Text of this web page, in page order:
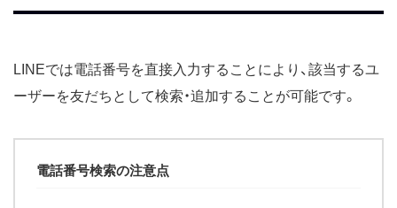
LINEでは電話番号を直接入力することにより、該当するユ
ーザーを友だちとして検索・追加することが可能です。
電話番号検索の注意点